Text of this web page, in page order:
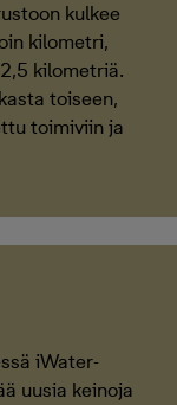
kulkee
kilometri,
kilometriä.
toiseen,
toimiviin ja
iWater-
uusia keinoja